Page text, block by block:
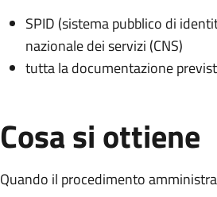
SPID (sistema pubblico di
nazionale dei servizi (CNS)
tutta la documentazione
Cosa si ottiene
Quando il procedimento